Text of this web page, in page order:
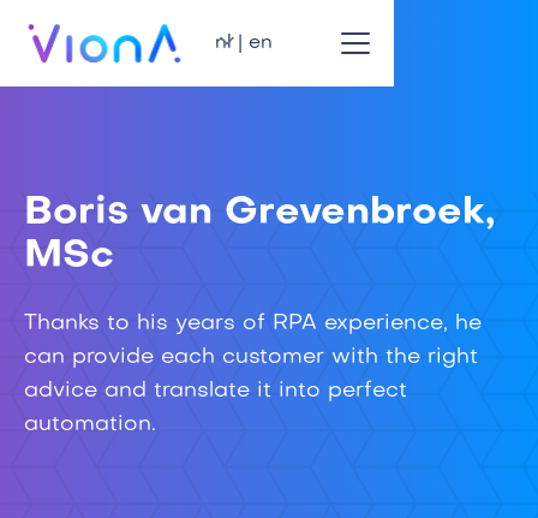
nl | en
Boris van Grevenbroek,
MSc
Thanks to his years of RPA experience, he
can provide each customer with the right
advice and translate it into perfect
automation.